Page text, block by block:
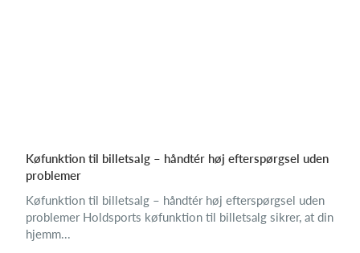
Køfunktion til billetsalg – håndtér høj efterspørgsel uden
problemer
Køfunktion til billetsalg – håndtér høj efterspørgsel uden
problemer Holdsports køfunktion til billetsalg sikrer, at din
hjemm...